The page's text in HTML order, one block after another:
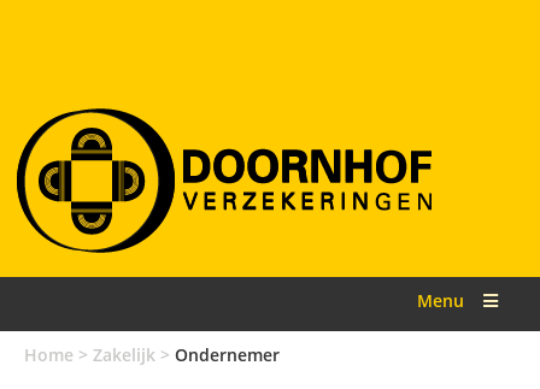
Menu
Home > Zakelijk > Ondernemer